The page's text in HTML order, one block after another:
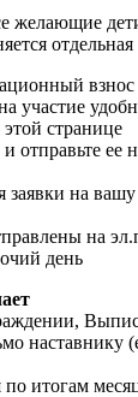
желающие
отдельная
взнос
участие
странице
и отправьте ее
на
на
день
наставнику
итогам